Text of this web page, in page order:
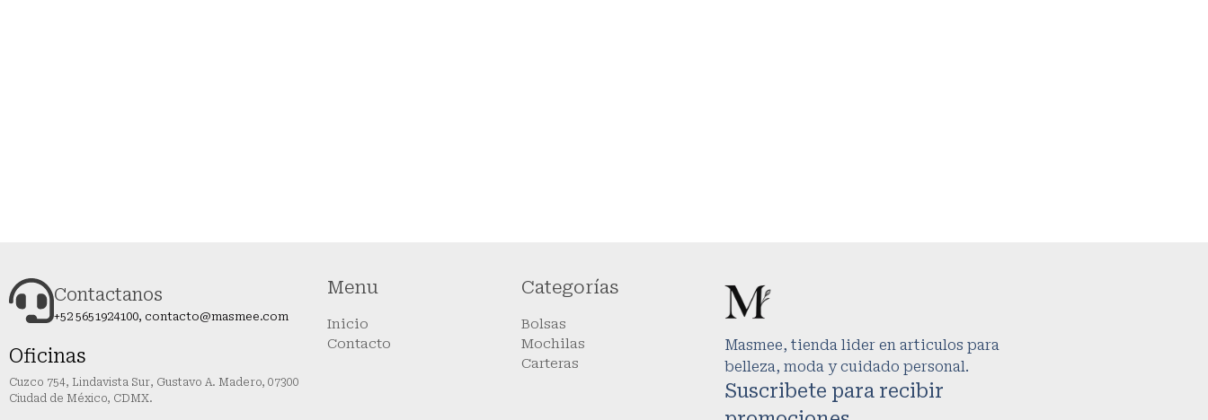
Contactanos
+52 5651924100, contacto@masmee.com
Oficinas
Cuzco 754, Lindavista Sur, Gustavo A. Madero, 07300
Ciudad de México, CDMX.
Menu
Inicio
Contacto
Categorías
Bolsas
Mochilas
Carteras
Masmee, tienda lider en articulos para
belleza, moda y cuidado personal.
Suscribete para recibir